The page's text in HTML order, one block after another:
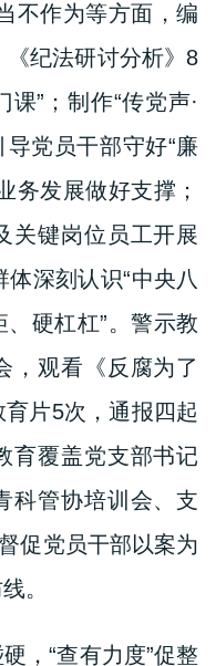
不作为等方面，编
纪法研讨分析》8
课”；制作“传党声·
党员干部守好“廉
务发展做好支撑；
关键岗位员工开展
深刻认识“中央八
硬杠杠”。警示教
，观看《反腐为了
片5次，通报四起
育覆盖党支部书记
科管协培训会、支
促党员干部以案为
。
，“查有力度”促整